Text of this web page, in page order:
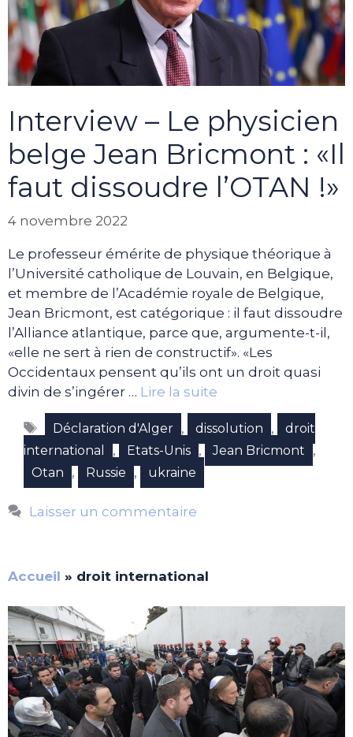
Interview – Le physicien
belge Jean Bricmont : «Il
faut dissoudre l’OTAN !»
4 novembre 2022
Le professeur émérite de physique théorique à
l’Université catholique de Louvain, en Belgique,
et membre de l’Académie royale de Belgique,
Jean Bricmont, est catégorique : il faut dissoudre
l’Alliance atlantique, parce que, argumente-t-il,
«elle ne sert à rien de constructif». «Les
Occidentaux pensent qu’ils ont un droit quasi
divin de s’ingérer … Lire la suite
Étiquettes
Déclaration d'Alger , dissolution ,
droit
international
, Etats-Unis , Jean Bricmont ,
Otan , Russie , ukraine
Laisser un commentaire
Accueil » droit international